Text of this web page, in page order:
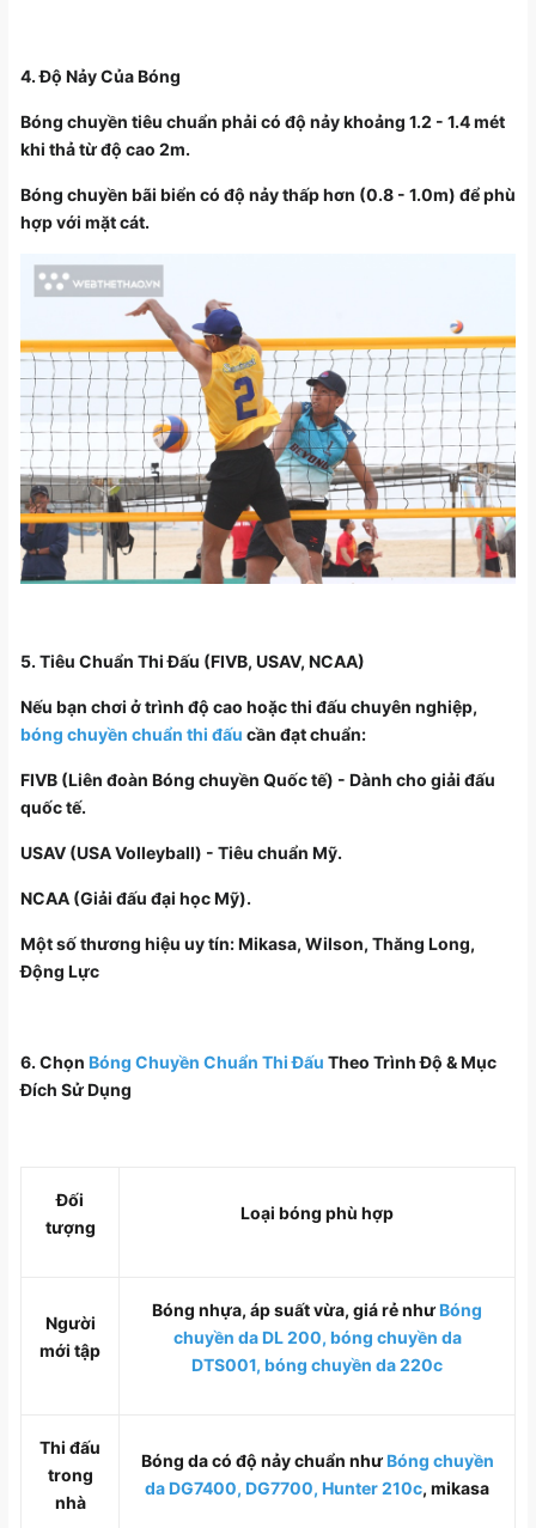
4. Độ Nảy Của Bóng
Bóng chuyền tiêu chuẩn phải có độ nảy khoảng 1.2 - 1.4 mét
khi thả từ độ cao 2m.
Bóng chuyền bãi biển có độ nảy thấp hơn (0.8 - 1.0m) để phù
hợp với mặt cát.
5. Tiêu Chuẩn Thi Đấu (FIVB, USAV, NCAA)
Nếu bạn chơi ở trình độ cao hoặc thi đấu chuyên nghiệp,
bóng chuyền chuẩn thi đấu cần đạt chuẩn:
FIVB (Liên đoàn Bóng chuyền Quốc tế) - Dành cho giải đấu
quốc tế.
USAV (USA Volleyball) - Tiêu chuẩn Mỹ.
NCAA (Giải đấu đại học Mỹ).
Một số thương hiệu uy tín: Mikasa, Wilson, Thăng Long,
Động Lực
6. Chọn Bóng Chuyền Chuẩn Thi Đấu Theo Trình Độ & Mục
Đích Sử Dụng
Đối
tượng
Loại bóng phù hợp
Người
mới tập
Bóng nhựa, áp suất vừa, giá rẻ nhưBóng
chuyền da DL 200, bóng chuyền da
DTS001, bóng chuyền da 220c
Thi đấu
trong
nhà
Bóng da có độ nảy chuẩn nhưBóng chuyền
da DG7400, DG7700, Hunter 210c, mikasa